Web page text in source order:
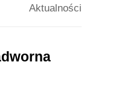
Aktualności